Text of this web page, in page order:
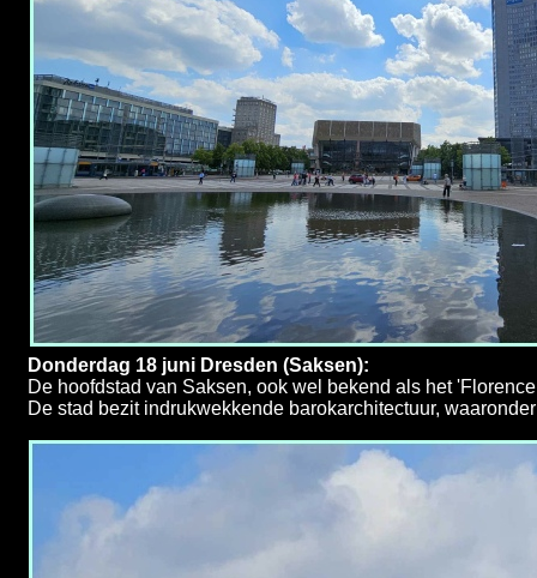
Donderdag 18 juni Dresden (Saksen):
De hoofdstad van Saksen, ook wel bekend als het
De stad bezit indrukwekkende barokarchitectuur,